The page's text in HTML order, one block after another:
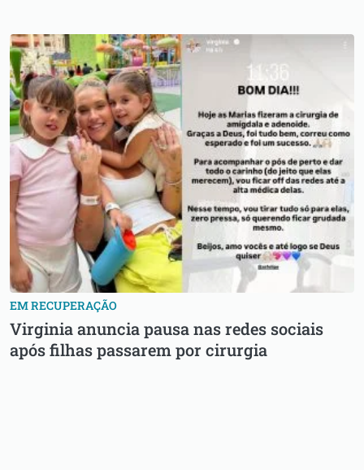
EM RECUPERAÇÃO
Virginia anuncia pausa nas redes sociais
após filhas passarem por cirurgia